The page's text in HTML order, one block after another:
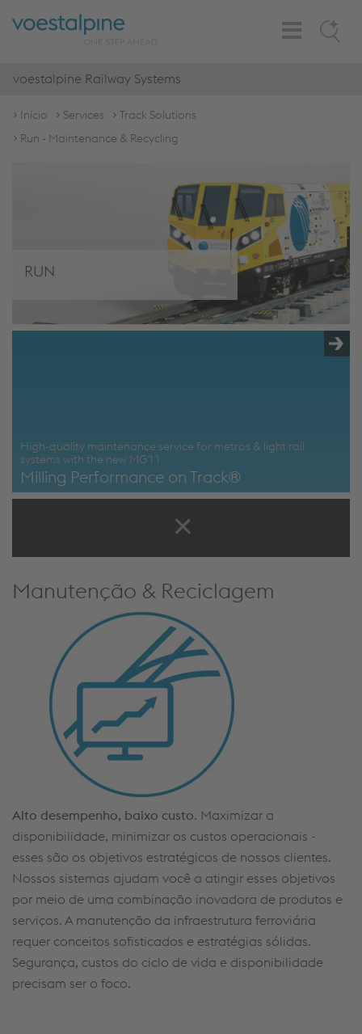
Search
Toggle
Navigation
voestalpine Railway Systems
Início Services
Track Solutions
Run - Maintenance & Recycling
RUN
High-quality maintenance service for metros & light rail
systems with the new MG11
Milling Performance on Track®
Manutenção & Reciclagem
Alto desempenho, baixo custo. Maximizar a
disponibilidade, minimizar os custos operacionais -
esses são os objetivos estratégicos de nossos clientes.
Nossos sistemas ajudam você a atingir esses objetivos
por meio de uma combinação inovadora de produtos e
serviços. A manutenção da infraestrutura ferroviária
requer conceitos sofisticados e estratégias sólidas.
Segurança, custos do ciclo de vida e disponibilidade
precisam ser o foco.